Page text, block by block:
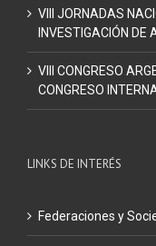
VIII JORNADAS
INVESTIGACIÓN DE
VIII CONGRESO
CONGRESO
LINKS DE INTERÉS
Federaciones y